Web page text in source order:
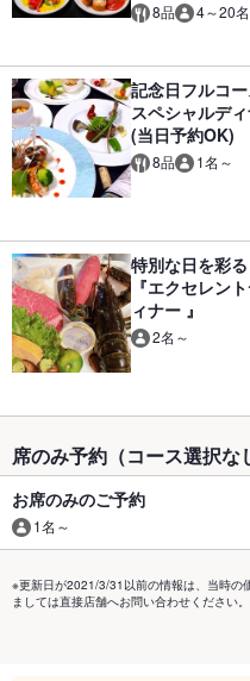
8品 4～20名
記念日フルコー
スペシャルデ
(当日予約OK)
8品 1名～
特別な日を彩る
『エクセレン
ィナー 』
2名～
席のみ予約（コース選択な
お席のみのご予約
1名～
※更新日が2021/3/31以前の情報は、当時の
ましては直接店舗へお問い合わせください。